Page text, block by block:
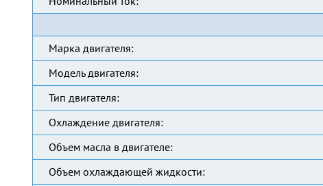
Марка двигателя:
Модель двигателя:
Тип двигателя:
Охлаждение двигателя:
Объем масла в двигателе:
Объем охлаждающей жидкости: